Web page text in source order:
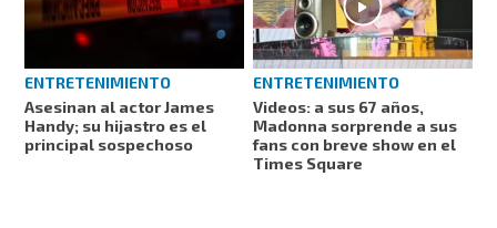
ENTRETENIMIENTO
Asesinan al actor James
Handy; su hijastro es el
principal sospechoso
ENTRETENIMIENTO
Videos: a sus 67 años,
Madonna sorprende a sus
fans con breve show en el
Times Square